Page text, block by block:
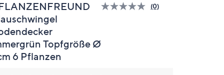
Topfgröße Ø
6 Pflanzen
Bisher
(0)